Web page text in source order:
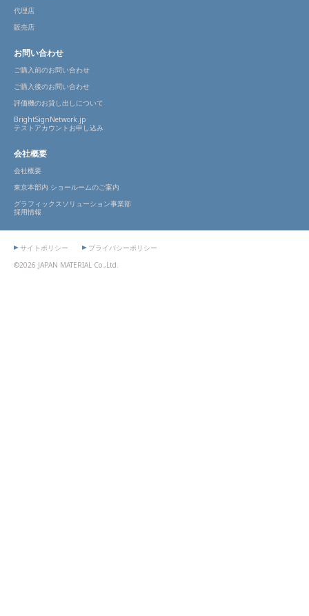
代理店
販売店
お問い合わせ
ご購入前のお問い合わせ
ご購入後のお問い合わせ
評価機のお貸し出しについて
BrightSignNetwork.jp
テストアカウントお申し込み
会社概要
会社概要
東京本部内 ショールームのご案内
グラフィックスソリューション事業部
採用情報
©2026 JAPAN MATERIAL Co.,Ltd.
サイトポリシー プライバシーポリシー